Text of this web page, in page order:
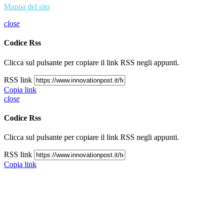
Mappa del sito
close
Codice Rss
Clicca sul pulsante per copiare il link RSS negli appunti.
RSS link
Copia link
close
Codice Rss
Clicca sul pulsante per copiare il link RSS negli appunti.
RSS link
Copia link